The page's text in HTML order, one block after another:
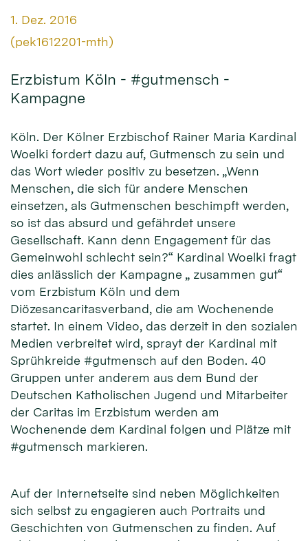
Datum:
1. Dez. 2016
Von:
(pek1612201-mth)
Erzbistum Köln - #gutmensch -
Kampagne
Köln. Der Kölner Erzbischof Rainer Maria Kardinal
Woelki fordert dazu auf, Gutmensch zu sein und
das Wort wieder positiv zu besetzen. „Wenn
Menschen, die sich für andere Menschen
einsetzen, als Gutmenschen beschimpft werden,
so ist das absurd und gefährdet unsere
Gesellschaft. Kann denn Engagement für das
Gemeinwohl schlecht sein?“ Kardinal Woelki fragt
dies anlässlich der Kampagne „ zusammen gut“
vom Erzbistum Köln und dem
Diözesancaritasverband, die am Wochenende
startet. In einem Video, das derzeit in den sozialen
Medien verbreitet wird, sprayt der Kardinal mit
Sprühkreide #gutmensch auf den Boden. 40
Gruppen unter anderem aus dem Bund der
Deutschen Katholischen Jugend und Mitarbeiter
der Caritas im Erzbistum werden am
Wochenende dem Kardinal folgen und Plätze mit
#gutmensch markieren.
Auf der Internetseite sind neben Möglichkeiten
sich selbst zu engagieren auch Portraits und
Geschichten von Gutmenschen zu finden. Auf